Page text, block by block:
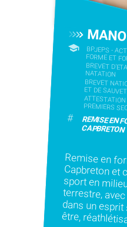
BPJEPS -
FORME ET
BREVET
NATATION
BREVET
ET DE
PREMIERS
# REMISE EN
CAPBRETON
Remise en
Capbreton et
sport en milieu
terrestre, avec
dans un esprit
être,